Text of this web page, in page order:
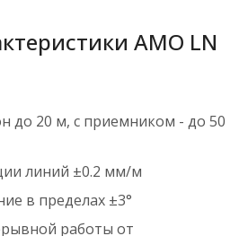
AMO LN
до 20 м, с приемником - до 50
линий ±0.2 мм/м
в пределах ±3°
работы от